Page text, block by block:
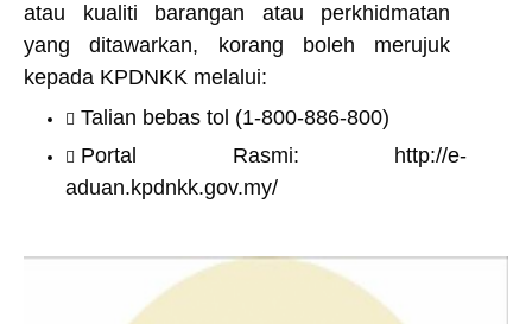
atau kualiti barangan atau perkhidmatan
yang ditawarkan, korang boleh merujuk
kepada KPDNKK melalui:
Talian bebas tol (1-800-886-800)
Portal Rasmi: http://e-
aduan.kpdnkk.gov.my/